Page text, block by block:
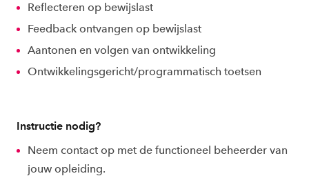
Reflecteren op bewijslast
Feedback ontvangen op bewijslast
Aantonen en volgen van ontwikkeling
Ontwikkelingsgericht/programmatisch toetsen
Instructie nodig?
Neem contact op met de functioneel beheerder van
jouw opleiding.